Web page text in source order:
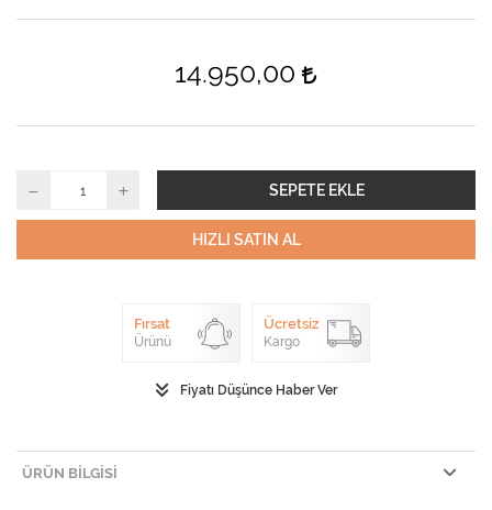
14.950,00
SEPETE EKLE
HIZLI SATIN AL
Fırsat
Ürünü
Ücretsiz
Kargo
Fiyatı Düşünce Haber Ver
ÜRÜN BILGISI